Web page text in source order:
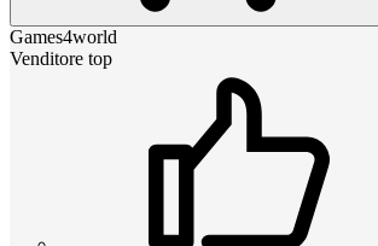
Games4world
Venditore top